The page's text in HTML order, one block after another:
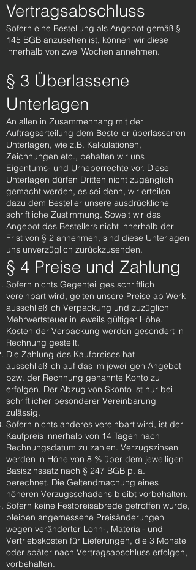
Vertragsabschluss
Sofern eine Bestellung als Angebot gemäß §
145 BGB anzusehen ist, können wir diese
innerhalb von zwei Wochen annehmen.
§ 3 Überlassene
Unterlagen
An allen in Zusammenhang mit der
Auftragserteilung dem Besteller überlassenen
Unterlagen, wie z.B. Kalkulationen,
Zeichnungen etc., behalten wir uns
Eigentums- und Urheberrechte vor. Diese
Unterlagen dürfen Dritten nicht zugänglich
gemacht werden, es sei denn, wir erteilen
dazu dem Besteller unsere ausdrückliche
schriftliche Zustimmung. Soweit wir das
Angebot des Bestellers nicht innerhalb der
Frist von § 2 annehmen, sind diese Unterlagen
uns unverzüglich zurückzusenden.
§ 4 Preise und Zahlung
Sofern nichts Gegenteiliges schriftlich
vereinbart wird, gelten unsere Preise ab Werk
ausschließlich Verpackung und zuzüglich
Mehrwertsteuer in jeweils gültiger Höhe.
Kosten der Verpackung werden gesondert in
Rechnung gestellt.
Die Zahlung des Kaufpreises hat
ausschließlich auf das im jeweiligen Angebot
bzw. der Rechnung genannte Konto zu
erfolgen. Der Abzug von Skonto ist nur bei
schriftlicher besonderer Vereinbarung
zulässig.
Sofern nichts anderes vereinbart wird, ist der
Kaufpreis innerhalb von 14 Tagen nach
Rechnungsdatum zu zahlen. Verzugszinsen
werden in Höhe von 8 % über dem jeweiligen
Basiszinssatz nach § 247 BGB p. a.
berechnet. Die Geltendmachung eines
höheren Verzugsschadens bleibt vorbehalten.
Sofern keine Festpreisabrede getroffen wurde,
bleiben angemessene Preisänderungen
wegen veränderter Lohn-, Material- und
Vertriebskosten für Lieferungen, die 3 Monate
oder später nach Vertragsabschluss erfolgen,
vorbehalten.